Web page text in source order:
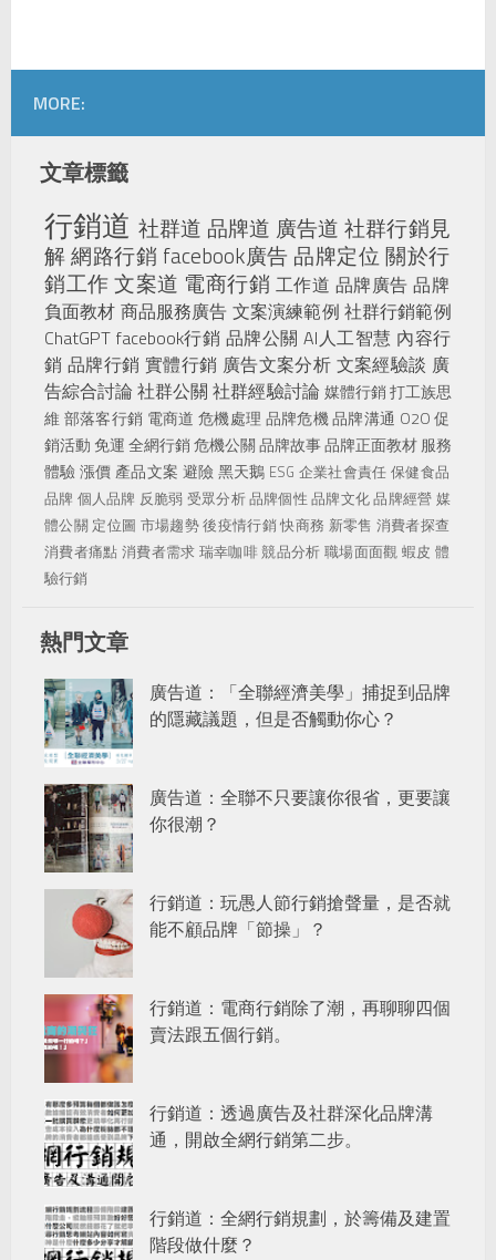
MORE:
文章標籤
行銷道 社群道 品牌道 廣告道 社群行銷見
解網路行銷 facebook廣告 品牌定位關於行
銷工作文案道 電商行銷 工作道 品牌廣告 品牌
負面教材 商品服務廣告 文案演練範例 社群行銷範例
ChatGPT facebook行銷 品牌公關 AI人工智慧 內容行
銷 品牌行銷 實體行銷 廣告文案分析 文案經驗談 廣
告綜合討論 社群公關 社群經驗討論 媒體行銷打工族思
維部落客行銷 電商道 危機處理品牌危機品牌溝通 O2O促
銷活動免運全網行銷危機公關品牌故事品牌正面教材服務
體驗漲價產品文案 避險黑天鵝 ESG 企業社會責任 保健食品
品牌 個人品牌 反脆弱 受眾分析品牌個性 品牌文化品牌經營 媒
體公關 定位圖 市場趨勢後疫情行銷快商務 新零售 消費者探查
消費者痛點 消費者需求 瑞幸咖啡競品分析 職場面面觀 蝦皮 體
驗行銷
熱門文章
廣告道：「全聯經濟美學」捕捉到品牌
的隱藏議題，但是否觸動你心？
廣告道：全聯不只要讓你很省，更要讓
你很潮？
行銷道：玩愚人節行銷搶聲量，是否就
能不顧品牌「節操」？
行銷道：電商行銷除了潮，再聊聊四個
賣法跟五個行銷。
行銷道：透過廣告及社群深化品牌溝
通，開啟全網行銷第二步。
行銷道：全網行銷規劃，於籌備及建置
階段做什麼？